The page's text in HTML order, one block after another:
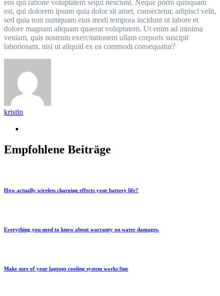
eos qui ratione voluptatem sequi nesciunt. Neque porro quisquam
est, qui dolorem ipsum quia dolor sit amet, consectetur, adipisci velit,
sed quia non numquam eius modi tempora incidunt ut labore et
dolore magnam aliquam quaerat voluptatem. Ut enim ad minima
veniam, quis nostrum exercitationem ullam corporis suscipit
laboriosam, nisi ut aliquid ex ea commodi consequatur?
kristin
Empfohlene Beiträge
How actually wireless charging effects your battery life?
Everything you need to know about warranty on water damages.
Make sure of your laptops cooling system works fine